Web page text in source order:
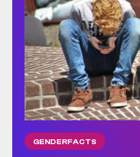
GENDERFACTS